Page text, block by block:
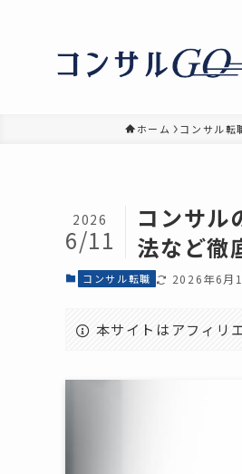
ホーム コンサル転
コンサル
法など徹
2026
6/11
コンサル転職 2026年6月
本サイトはアフィリ